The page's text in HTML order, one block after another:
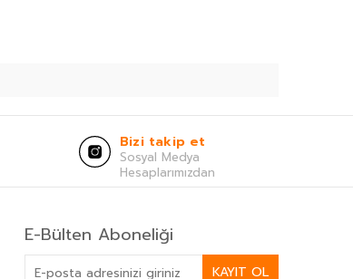
Bizi takip et
Sosyal Medya
Hesaplarımızdan
E-Bülten Aboneliği
KAYIT OL